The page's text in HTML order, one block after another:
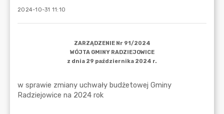
2024-10-31 11:10